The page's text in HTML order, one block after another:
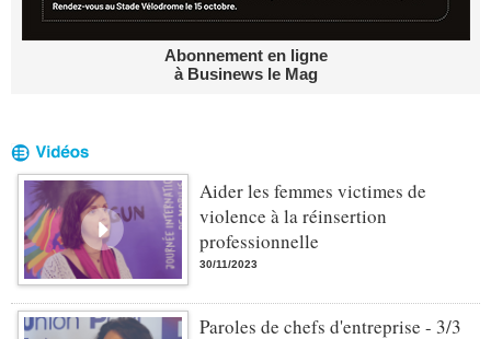
Abonnement en ligne
à Businews le Mag
Aider les femmes victimes de
violence à la réinsertion
professionnelle
30/11/2023
Paroles de chefs d'entreprise - 3/3